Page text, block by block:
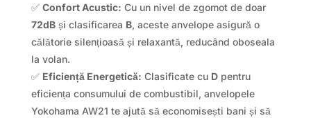
✅ Confort Acustic: Cu un nivel de zgomot de doar
72dBși clasificarea B, aceste anvelope asigură o
călătorie silențioasă și relaxantă, reducând oboseala
la volan.
✅ Eficiență Energetică: Clasificate cu Dpentru
eficiența consumului de combustibil, anvelopele
Yokohama AW21 te ajută să economisești bani și să